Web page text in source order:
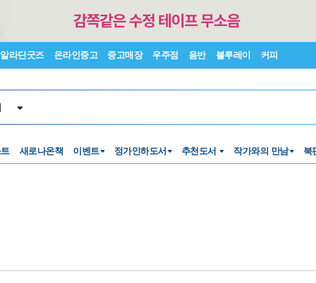
알라딘굿즈 온라인중고 중고매장 우주점 음반 블루레이 커피
새로나온책 이벤트 정가인하도서 추천도서 작가와의 만남 북